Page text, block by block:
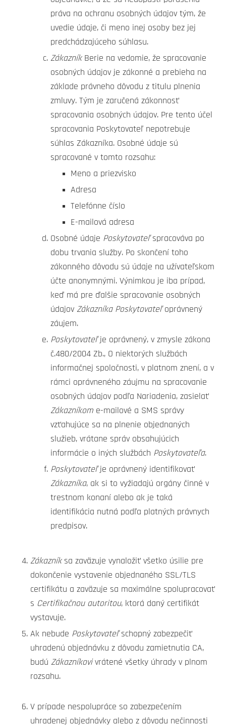
práva na ochranu osobných údajov tým, že
uvedie údaje, či meno inej osoby bez jej
predchádzajúceho súhlasu.
ZákazníkBerie na vedomie, že spracovanie
osobných údajov je zákonné a prebieha na
základe právneho dôvodu z titulu plnenia
zmluvy. Tým je zaručená zákonnosť
spracovania osobných údajov. Pre tento účel
spracovania Poskytovateľ nepotrebuje
súhlas Zákazníka. Osobné údaje sú
spracované v tomto rozsahu:
Meno a priezvisko
Adresa
Telefónne číslo
E-mailová adresa
Osobné údaje Poskytovateľspracováva po
dobu trvania služby. Po skončení toho
zákonného dôvodu sú údaje na užívateľskom
účte anonymnými. Výnimkou je iba prípad,
keď má pre ďalšie spracovanie osobných
údajov Zákazníka Poskytovateľoprávnený
záujem.
Poskytovateľje oprávnený, v zmysle zákona
č.480/2004 Zb., O niektorých službách
informačnej spoločnosti, v platnom znení, a v
rámci oprávneného záujmu na spracovanie
osobných údajov podľa Nariadenia, zasielať
Zákazníkom e-mailové a SMS správy
vzťahujúce sa na plnenie objednaných
služieb, vrátane správ obsahujúcich
informácie o iných službách Poskytovateľa.
Poskytovateľje oprávnený identifikovať
Zákazníka, ak si to vyžiadajú orgány činné v
trestnom konaní alebo ak je taká
identifikácia nutná podľa platných právnych
predpisov.
Zákazníksa zaväzuje vynaložiť všetko úsilie pre
dokončenie vystavenie objednaného SSL/TLS
certifikátu a zaväzuje sa maximálne spolupracovať
s Certifikačnou autoritou, ktorá daný certifikát
vystavuje.
Ak nebude Poskytovateľschopný zabezpečiť
uhradenú objednávku z dôvodu zamietnutia CA,
budú Zákazníkovivrátené všetky úhrady v plnom
rozsahu.
V prípade nespolupráce so zabezpečením
uhradenej objednávky alebo z dôvodu nečinnosti